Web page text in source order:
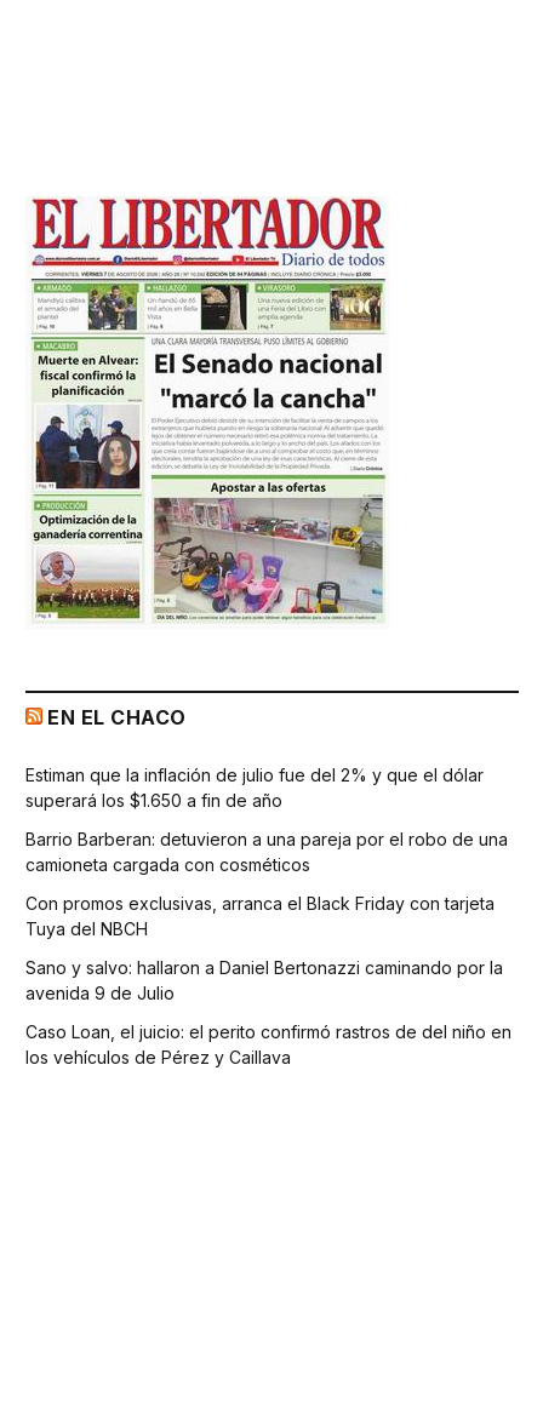
EN EL CHACO
Estiman que la inflación de julio fue del 2% y que el dólar
superará los $1.650 a fin de año
Barrio Barberan: detuvieron a una pareja por el robo de una
camioneta cargada con cosméticos
Con promos exclusivas, arranca el Black Friday con tarjeta
Tuya del NBCH
Sano y salvo: hallaron a Daniel Bertonazzi caminando por la
avenida 9 de Julio
Caso Loan, el juicio: el perito confirmó rastros de del niño en
los vehículos de Pérez y Caillava